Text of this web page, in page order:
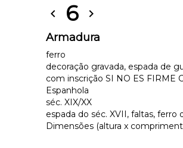
chevron_left 6 chevron_right
Armadura
ferro
decoração gravada, espada de
com inscrição SI NO ES FIRME
Espanhola
séc. XIX/XX
espada do séc. XVII, faltas, ferro
Dimensões (altura x